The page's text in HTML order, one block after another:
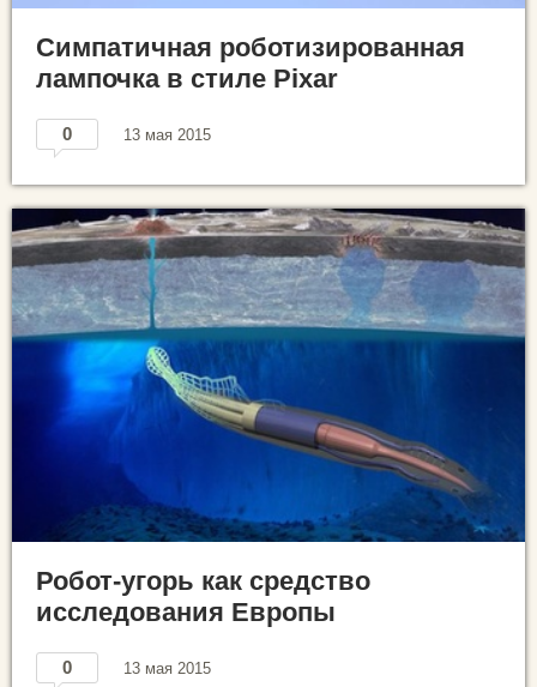
Симпатичная роботизированная
лампочка в стиле Pixar
0 13 мая 2015
Робот-угорь как средство
исследования Европы
0 13 мая 2015